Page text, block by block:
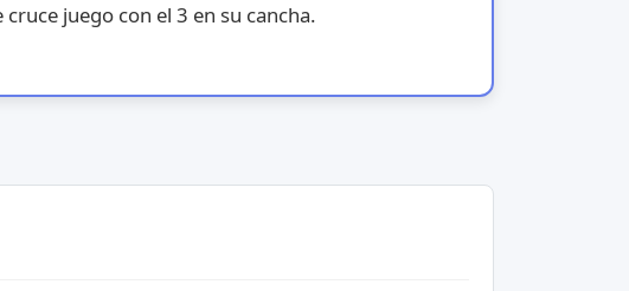
juego con el 3 en su cancha.